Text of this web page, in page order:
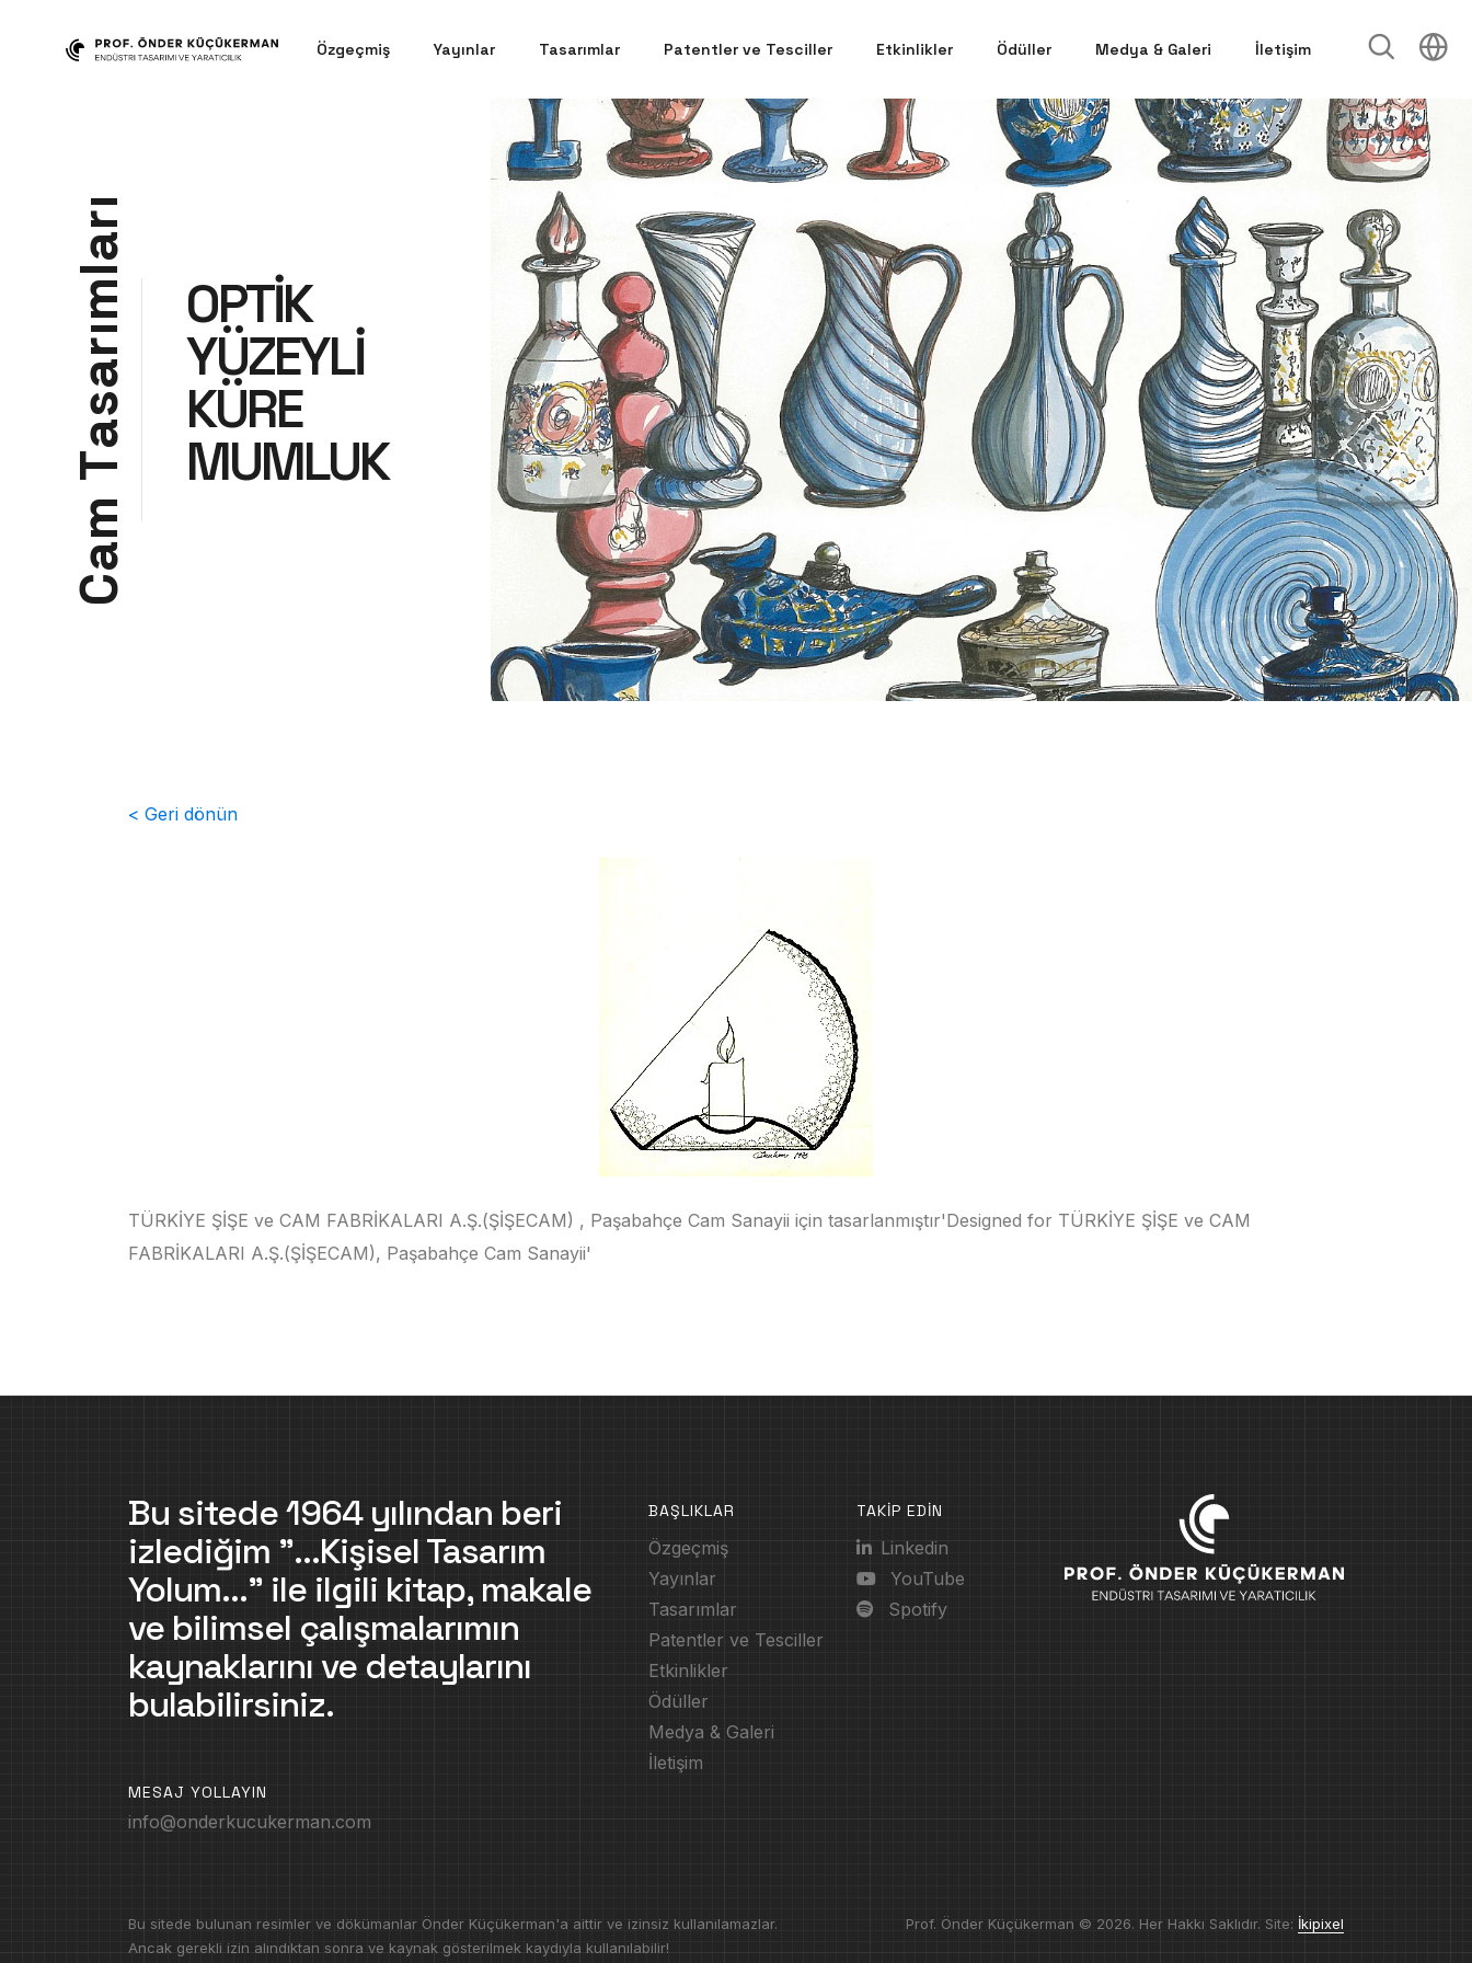
Özgeçmiş Yayınlar Tasarımlar Patentler ve Tesciller Etkinlikler Ödüller Medya & Galeri İletişim
C
a
m
T
a
s
a
r
ı
m
l
a
r
ı
OPTİK
YÜZEYLİ
KÜRE
MUMLUK
< Geri dönün
TÜRKİYE ŞİŞE ve CAM FABRİKALARI A.Ş.(ŞİŞECAM) , Paşabahçe Cam Sanayii için tasarlanmıştır'Designed for TÜRKİYE ŞİŞE ve CAM
FABRİKALARI A.Ş.(ŞİŞECAM), Paşabahçe Cam Sanayii'
Bu sitede 1964 yılından beri
izlediğim "...Kişisel Tasarım
Yolum..." ile ilgili kitap, makale
ve bilimsel çalışmalarımın
kaynaklarını ve detaylarını
bulabilirsiniz.
MESAJ YOLLAYIN
info@onderkucukerman.com
BAŞLIKLAR
Özgeçmiş
Yayınlar
Tasarımlar
Patentler ve Tesciller
Etkinlikler
Ödüller
Medya & Galeri
İletişim
TAKİP EDİN
Linkedin
YouTube
Spotify
Bu sitede bulunan resimler ve dökümanlar Önder Küçükerman'a aittir ve izinsiz kullanılamazlar.
Ancak gerekli izin alındıktan sonra ve kaynak gösterilmek kaydıyla kullanılabilir!
Prof. Önder Küçükerman © 2026. Her Hakkı Saklıdır. Site: İkipixel